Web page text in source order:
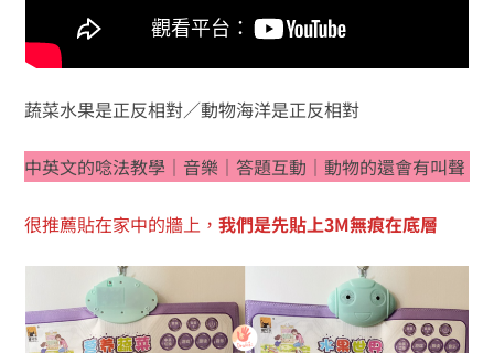
蔬菜水果是正反相對／動物海洋是正反相對
中英文的唸法教學｜音樂｜答題互動｜動物的還會有叫聲
很推薦貼在家中的牆上， 我們是先貼上3M無痕在底層